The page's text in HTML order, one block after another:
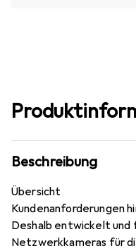
Beschreibung
Übersicht
Kundenanforderungen
Deshalb entwickelt
Netzwerkkameras für